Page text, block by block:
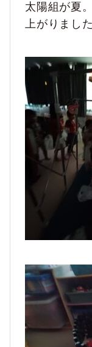
太陽組が夏
上がりました